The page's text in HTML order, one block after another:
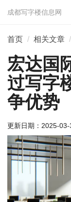
成都写字楼信息网
首页 相关文章
宏达国
过写字
争优势
更新日期： 2025-03-